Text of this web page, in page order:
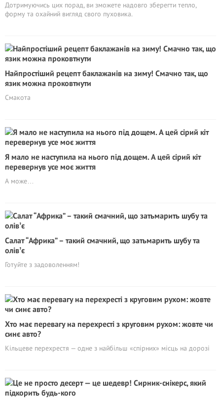
Дотримуючись цих порад, ви зможете надовго зберегти тепло,
форму та охайний вигляд свого пуховика.
Найпростіший рецепт баклажанів на зиму! Смачно так, що
язик можна проковтнути
Смакота
Я мало не наступила на нього під дощем. А цей сірий кіт
перевернув усе моє життя
А може…
Салат “Африка” – такий смачний, що затьмарить шубу та
олівʼє
Готуйте з задоволенням!
Хто має перевагу на перехресті з круговим рухом: жовте чи
синє авто?
Кільцеве перехрестя — одне з найбільш «спірних» місць на дорозі